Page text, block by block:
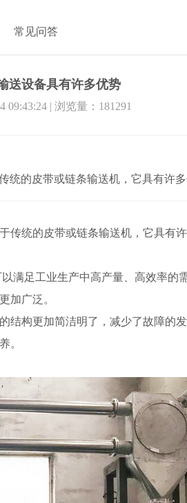
常见问答
送设备具有许多优势
| 浏览量： 181291
统的皮带或链条输送机，它具有许
统的皮带或链条输送机，它具有
足工业生产中高产量、高效率的
加广泛。
构更加简洁明了，减少了故障的
。